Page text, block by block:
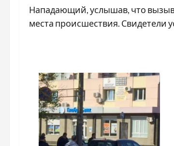
Нападающий, услышав, что
места происшествия. Свидетели